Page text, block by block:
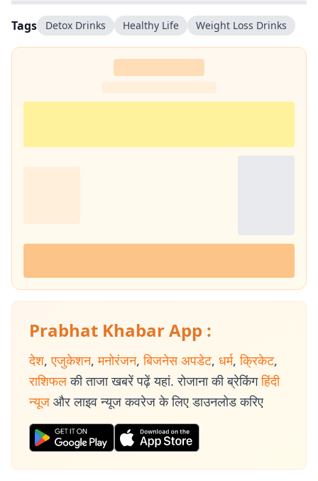
Tags Detox Drinks Healthy Life Weight Loss Drinks
Prabhat Khabar App :
देश, एजुकेशन, मनोरंजन, बिजनेस अपडेट, धर्म, क्रिकेट,
राशिफल की ताजा खबरें पढ़ें यहां. रोजाना की ब्रेकिंग हिंदी
न्यूज और लाइव न्यूज कवरेज के लिए डाउनलोड करिए